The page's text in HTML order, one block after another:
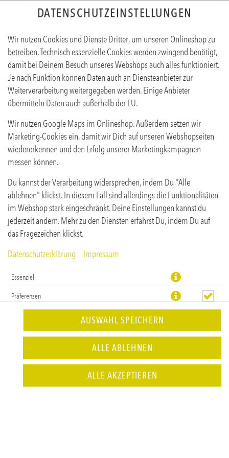
DATENSCHUTZEINSTELLUNGEN
Wir nutzen Cookies und Dienste Dritter, um unseren Onlineshop zu
betreiben. Technisch essenzielle Cookies werden zwingend benötigt,
damit bei Deinem Besuch unseres Webshops auch alles funktioniert.
Je nach Funktion können Daten auch an Diensteanbieter zur
Weiterverarbeitung weitergegeben werden. Einige Anbieter
übermitteln Daten auch außerhalb der EU.
Wir nutzen Google Maps im Onlineshop. Außerdem setzen wir
Marketing-Cookies ein, damit wir Dich auf unseren Webshopseiten
wiedererkennen und den Erfolg unserer Marketingkampagnen
messen können.
Du kannst der Verarbeitung widersprechen, indem Du "Alle
ablehnen" klickst. In diesem Fall sind allerdings die Funktionalitäten
im Webshop stark eingeschränkt. Deine Einstellungen kannst du
jederzeit ändern. Mehr zu den Diensten erfährst Du, indem Du auf
das Fragezeichen klickst.
Datenschutzerklärung
Impressum
Essenziell
Präferenzen
AUSWAHL SPEICHERN
ALLE ABLEHNEN
ALLE AKZEPTIEREN
FL. VIRGIN GRÜNSCHNABEL 0,4L
Produktinfos
alkoholfreie Ginalternative, Basilikum, Limette, Zucker & Soda
JETZT BESTELLEN